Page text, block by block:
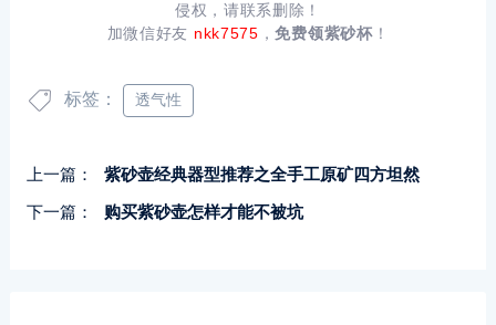
侵权，请联系删除！
加微信好友 nkk7575 ，免费领紫砂杯！
标签： 透气性
上一篇：
紫砂壶经典器型推荐之全手工原矿四方坦然
下一篇：
购买紫砂壶怎样才能不被坑